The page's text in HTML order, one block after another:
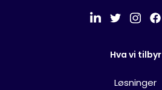
Hva vi tilbyr
Løsninger